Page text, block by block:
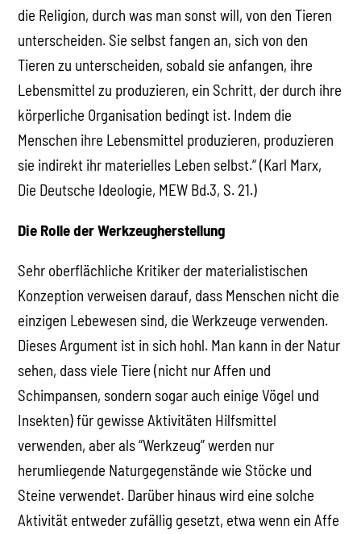
die Religion, durch was man sonst will, von den Tieren
unterscheiden. Sie selbst fangen an, sich von den
Tieren zu unterscheiden, sobald sie anfangen, ihre
Lebensmittel zu produzieren, ein Schritt, der durch ihre
körperliche Organisation bedingt ist. Indem die
Menschen ihre Lebensmittel produzieren, produzieren
sie indirekt ihr materielles Leben selbst.“ (Karl Marx,
Die Deutsche Ideologie, MEW Bd.3, S. 21.)
Die Rolle der Werkzeugherstellung
Sehr oberflächliche Kritiker der materialistischen
Konzeption verweisen darauf, dass Menschen nicht die
einzigen Lebewesen sind, die Werkzeuge verwenden.
Dieses Argument ist in sich hohl. Man kann in der Natur
sehen, dass viele Tiere (nicht nur Affen und
Schimpansen, sondern sogar auch einige Vögel und
Insekten) für gewisse Aktivitäten Hilfsmittel
verwenden, aber als “Werkzeug” werden nur
herumliegende Naturgegenstände wie Stöcke und
Steine verwendet. Darüber hinaus wird eine solche
Aktivität entweder zufällig gesetzt, etwa wenn ein Affe